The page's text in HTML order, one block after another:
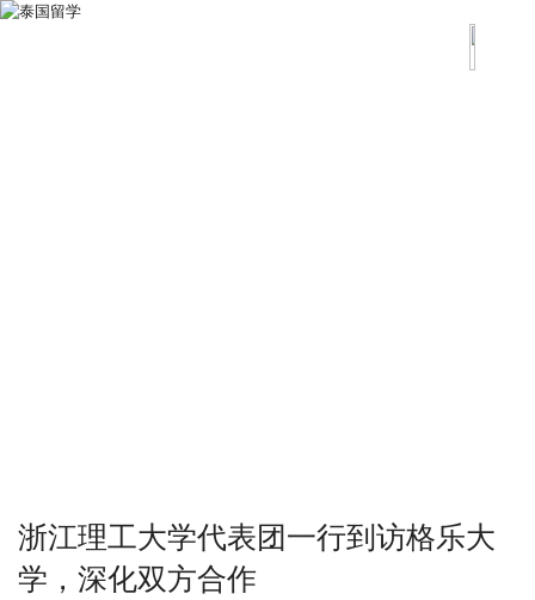
浙江理工大学代表团一行到访格乐大
学，深化双方合作